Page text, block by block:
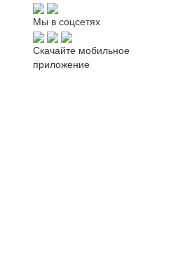
Мы в соцсетях
Скачайте мобильное
приложение